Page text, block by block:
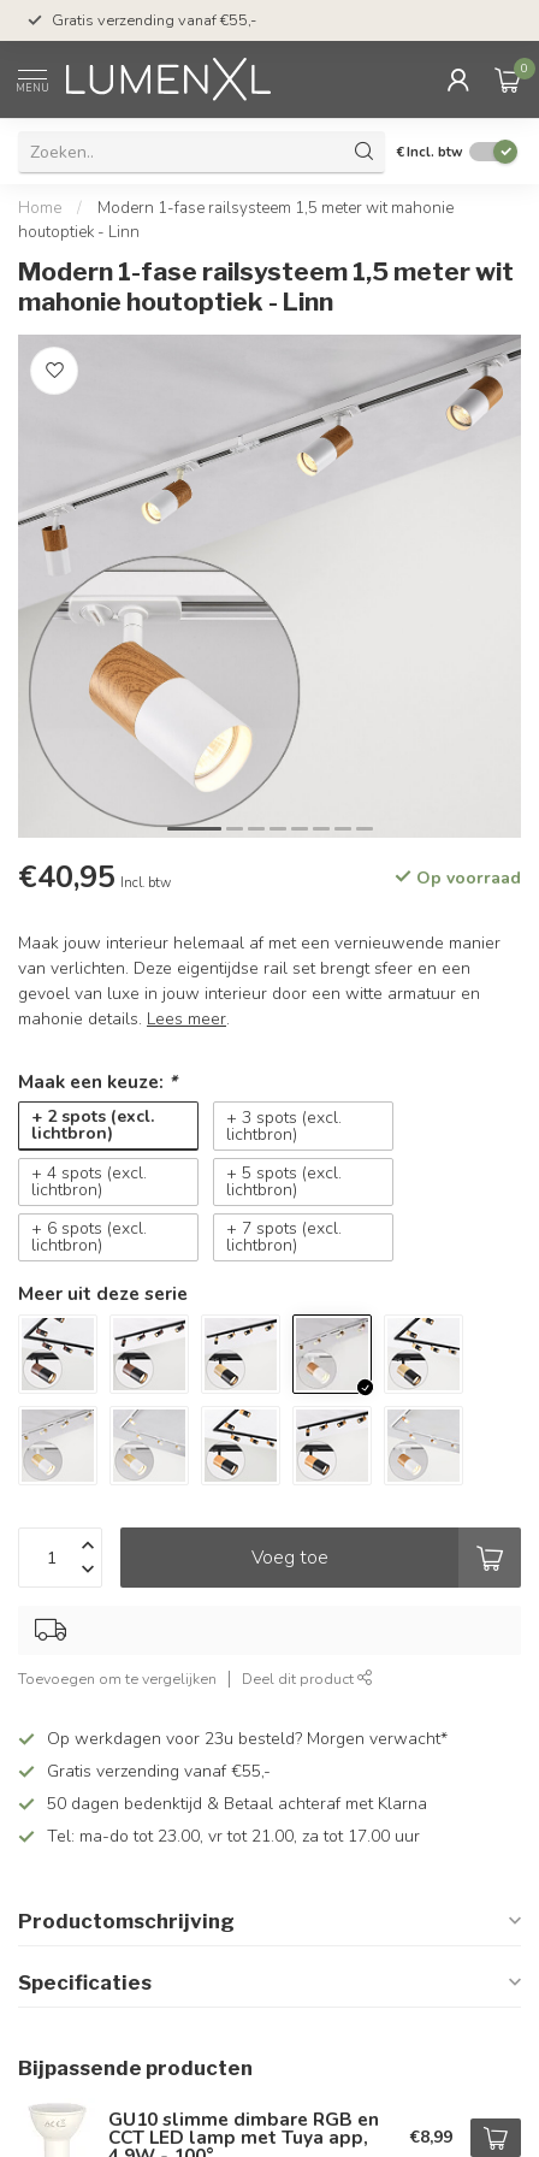
Gratis verzending vanaf €55,-
MENU
0
€Incl. btw
Home /
Modern 1-fase railsysteem 1,5 meter wit mahonie
houtoptiek - Linn
Modern 1-fase railsysteem 1,5 meter wit
mahonie houtoptiek - Linn
€40,95 Incl. btw Op voorraad
Maak jouw interieur helemaal af met een vernieuwende manier
van verlichten. Deze eigentijdse rail set brengt sfeer en een
gevoel van luxe in jouw interieur door een witte armatuur en
mahonie details. Lees meer.
Maak een keuze: *
+ 2 spots (excl.
lichtbron)
+ 3 spots (excl.
lichtbron)
+ 4 spots (excl.
lichtbron)
+ 5 spots (excl.
lichtbron)
+ 6 spots (excl.
lichtbron)
+ 7 spots (excl.
lichtbron)
Meer uit deze serie
Voeg toe
Toevoegen om te vergelijken Deel dit product
Op werkdagen voor 23u besteld? Morgen verwacht*
Gratis verzending vanaf €55,-
50 dagen bedenktijd & Betaal achteraf met Klarna
Tel: ma-do tot 23.00, vr tot 21.00, za tot 17.00 uur
Productomschrijving
Specificaties
Bijpassende producten
GU10 slimme dimbare RGB en
CCT LED lamp met Tuya app, €8,99